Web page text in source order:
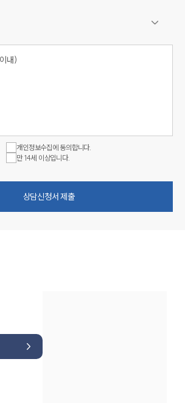
개인정보수집에 동의합니다.
만 14세 이상입니다.
상담신청서 제출